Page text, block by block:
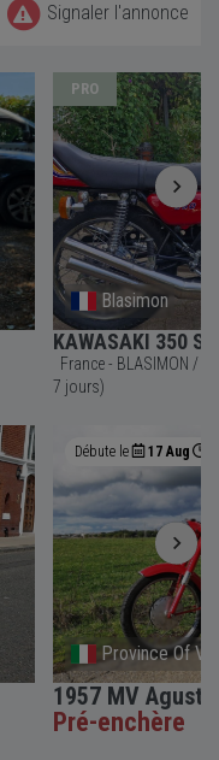
Signaler l'annonce
PRO
Blasimon
KAWASAKI 350
France - BLASIMON / Publiée le 2026-07-31 (Il y a
7 jours)
Débute le 17 Aug
Province Of
1957 MV
Pré-enchère